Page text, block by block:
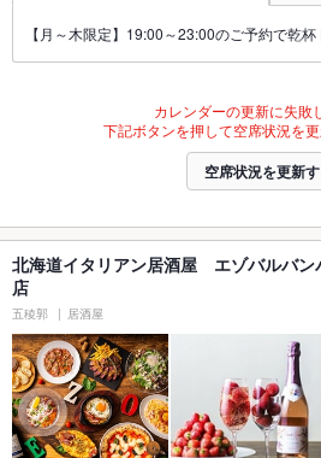
【月～木限定】19:00～23:00のご予約で乾
カレンダーの更新に失敗
下記ボタンを押して空席状況を更
空席状況を更新
北海道イタリアン居酒屋 エゾバルバ
店
五稜郭 居酒屋